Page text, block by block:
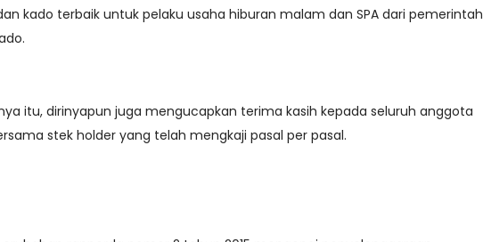
kado terbaik untuk pelaku usaha hiburan malam dan SPA dari pemerintah
itu, dirinyapun juga mengucapkan terima kasih kepada seluruh anggota
stek holder yang telah mengkaji pasal per pasal.